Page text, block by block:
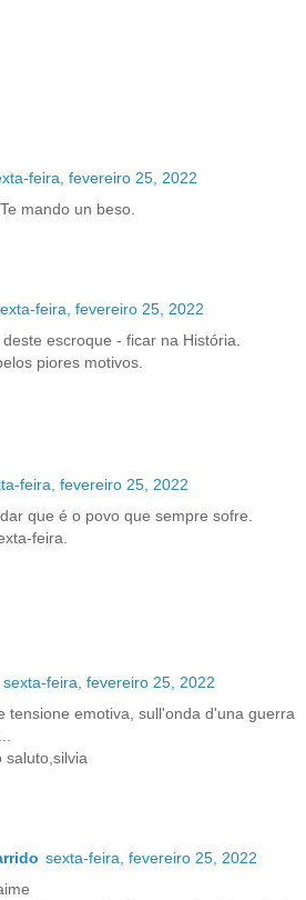
feira, fevereiro 25, 2022
mando un beso.
feira, fevereiro 25, 2022
escroque - ficar na História.
piores motivos.
feira, fevereiro 25, 2022
que é o povo que sempre sofre.
feira.
sexta-feira, fevereiro 25, 2022
tensione emotiva, sull'onda d'una guerra
saluto,silvia
sexta-feira, fevereiro 25, 2022